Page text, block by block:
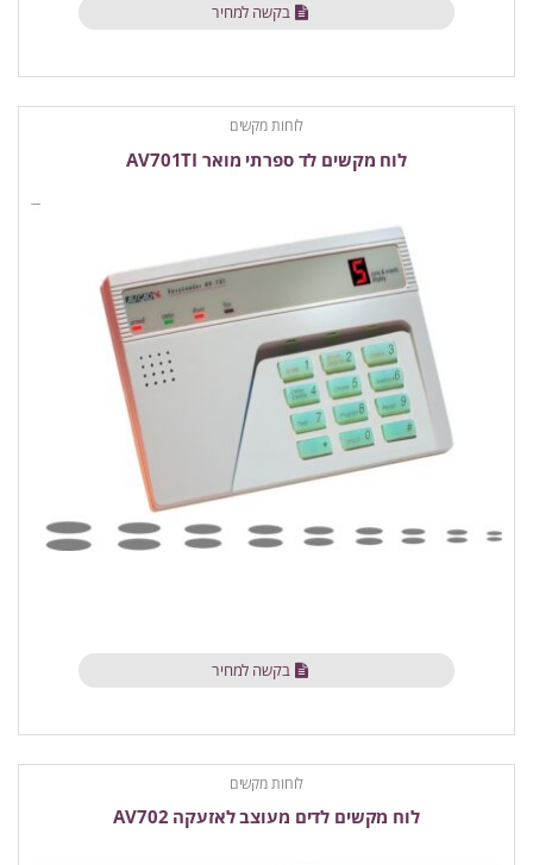
בקשה למחיר
לוחות מקשים
לוח מקשים לד ספרתי מואר AV701TI
בקשה למחיר
לוחות מקשים
לוח מקשים לדים מעוצב לאזעקה AV702